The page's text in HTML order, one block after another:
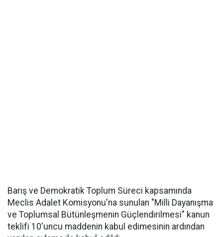
Barış ve Demokratik Toplum Süreci kapsamında
Meclis Adalet Komisyonu'na sunulan "Milli Dayanışma
ve Toplumsal Bütünleşmenin Güçlendirilmesi" kanun
teklifi 10'uncu maddenin kabul edimesinin ardından